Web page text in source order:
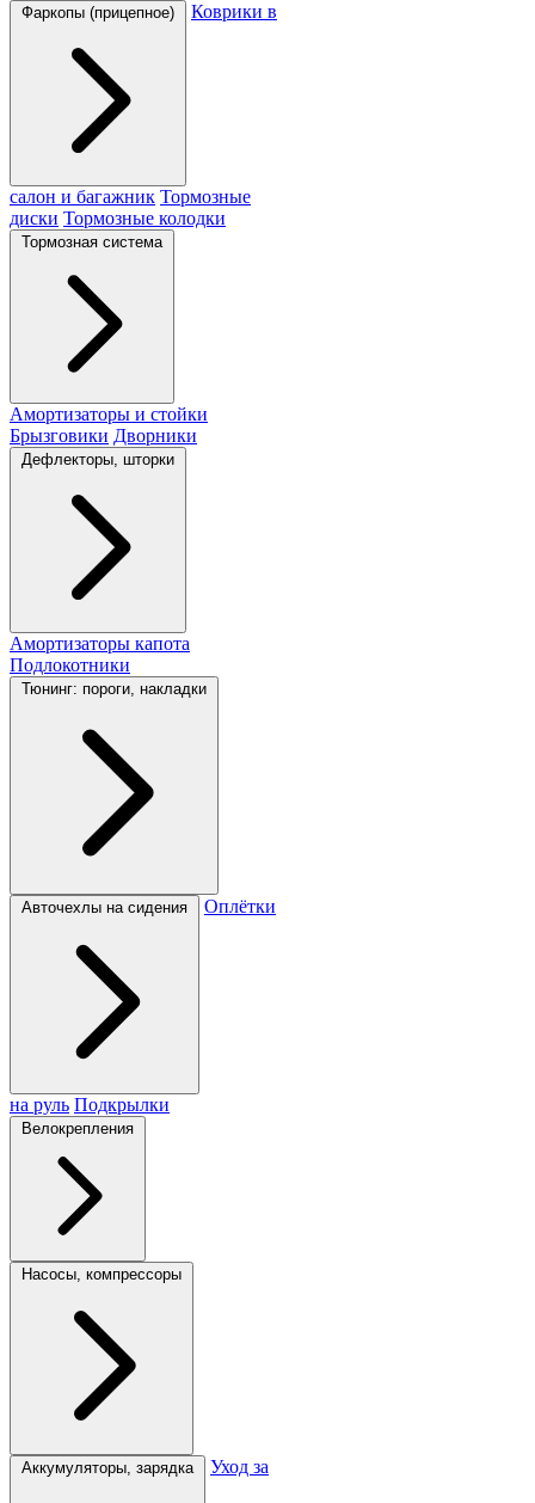
Фаркопы (прицепное) Коврики в
салон и багажник Тормозные
диски Тормозные колодки
Тормозная система
Амортизаторы и стойки
Брызговики Дворники
Дефлекторы, шторки
Амортизаторы капота
Подлокотники
Тюнинг: пороги, накладки
Авточехлы на сидения Оплётки
на руль Подкрылки
Велокрепления
Насосы, компрессоры
Аккумуляторы, зарядка Уход за